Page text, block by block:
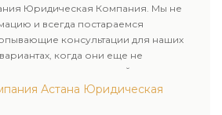
Юридическая Компания. Мы не
и всегда постараемся
консультации для наших
когда они еще не
услугами нашей компании.
Астана Юридическая